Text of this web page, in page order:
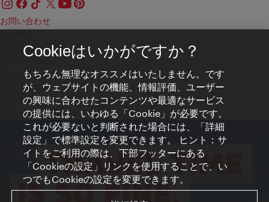
お問い合わせ
プライバシーポリシー
アクセシビリティ
プレス連絡先
クッキーの設定
© Copyright WienTourismus
Cookieはいかがですか？
もちろん無理なオススメはいたしません。です
が、ウェブサイトの機能、情報評価、ユーザー
の興味に合わせたコンテンツや最適なサービス
の提供には、いわゆる「Cookie」が必要です。
これが必要ないと判断された場合には、「詳細
設定」で標準設定を変更できます。 ヒント：サ
イトをご利用の際は、下部フッターにある
「Cookieの設定」リンクを使用することで、い
つでもCookieの設定を変更できます。